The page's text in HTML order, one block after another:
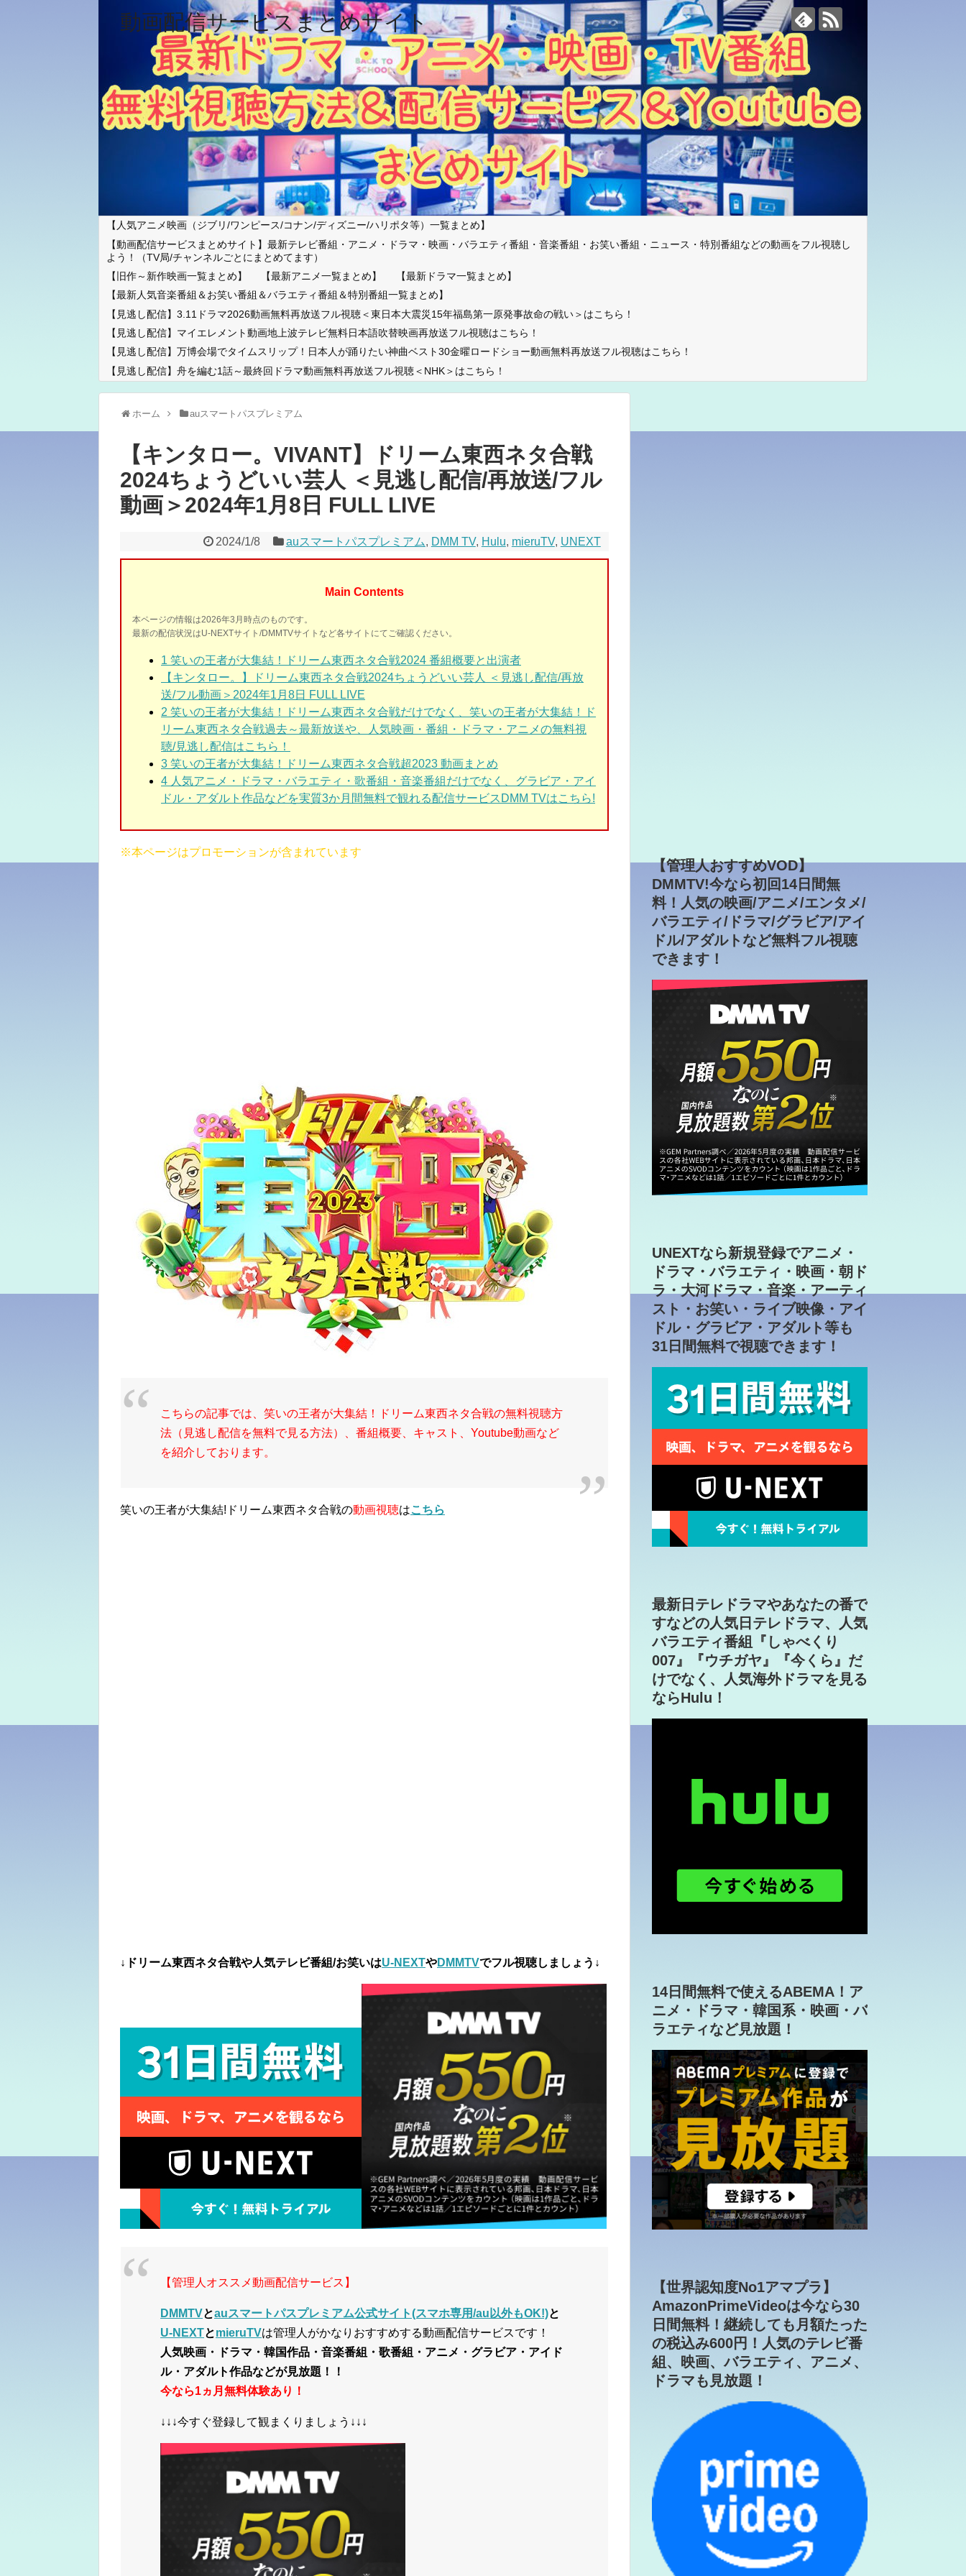
動画配信サービスまとめサイト
【人気アニメ映画（ジブリ/ワンピース/コナン/ディズニー/ハリポタ等）一覧まとめ】
【動画配信サービスまとめサイト】最新テレビ番組・アニメ・ドラマ・映画・バラエティ番組・音楽番組・お笑い番組・ニュース・特別番組などの動画をフル視聴し
よう！（TV局/チャンネルごとにまとめてます）
【旧作～新作映画一覧まとめ】
【最新アニメ一覧まとめ】
【最新ドラマ一覧まとめ】
【最新人気音楽番組＆お笑い番組＆バラエティ番組＆特別番組一覧まとめ】
【見逃し配信】3.11ドラマ2026動画無料再放送フル視聴＜東日本大震災15年福島第一原発事故命の戦い＞はこちら！
【見逃し配信】マイエレメント動画地上波テレビ無料日本語吹替映画再放送フル視聴はこちら！
【見逃し配信】万博会場でタイムスリップ！日本人が踊りたい神曲ベスト30金曜ロードショー動画無料再放送フル視聴はこちら！
【見逃し配信】舟を編む1話～最終回ドラマ動画無料再放送フル視聴＜NHK＞はこちら！
ホーム auスマートパスプレミアム
【キンタロー。VIVANT】ドリーム東西ネタ合戦
2024ちょうどいい芸人 ＜見逃し配信/再放送/フル
動画＞2024年1月8日 FULL LIVE
2024/1/8 auスマートパスプレミアム, DMM TV, Hulu, mieruTV, UNEXT
Main Contents
本ページの情報は2026年3月時点のものです。
最新の配信状況はU-NEXTサイト/DMMTVサイトなど各サイトにてご確認ください。
1 笑いの王者が大集結！ドリーム東西ネタ合戦2024 番組概要と出演者
【キンタロー。】ドリーム東西ネタ合戦2024ちょうどいい芸人 ＜見逃し配信/再放
送/フル動画＞2024年1月8日 FULL LIVE
2 笑いの王者が大集結！ドリーム東西ネタ合戦だけでなく、笑いの王者が大集結！ド
リーム東西ネタ合戦過去～最新放送や、人気映画・番組・ドラマ・アニメの無料視
聴/見逃し配信はこちら！
3 笑いの王者が大集結！ドリーム東西ネタ合戦超2023 動画まとめ
4 人気アニメ・ドラマ・バラエティ・歌番組・音楽番組だけでなく、グラビア・アイ
ドル・アダルト作品などを実質3か月間無料で観れる配信サービスDMM TVはこちら!
※本ページはプロモーションが含まれています
こちらの記事では、笑いの王者が大集結！ドリーム東西ネタ合戦の無料視聴方
法（見逃し配信を無料で見る方法）、番組概要、キャスト、Youtube動画など
を紹介しております。
笑いの王者が大集結!ドリーム東西ネタ合戦の動画視聴はこちら
↓ドリーム東西ネタ合戦や人気テレビ番組/お笑いはU-NEXTやDMMTVでフル視聴しましょう↓
【管理人オススメ動画配信サービス】
DMMTVとauスマートパスプレミアム公式サイト(スマホ専用/au以外もOK!)と
U-NEXTとmieruTVは管理人がかなりおすすめする動画配信サービスです！
人気映画・ドラマ・韓国作品・音楽番組・歌番組・アニメ・グラビア・アイド
ル・アダルト作品などが見放題！！
今なら1ヵ月無料体験あり！
↓↓↓今すぐ登録して観まくりましょう↓↓↓
【管理人おすすめVOD】
DMMTV!今なら初回14日間無
料！人気の映画/アニメ/エンタメ/
バラエティ/ドラマ/グラビア/アイ
ドル/アダルトなど無料フル視聴
できます！
UNEXTなら新規登録でアニメ・
ドラマ・バラエティ・映画・朝ド
ラ・大河ドラマ・音楽・アーティ
スト・お笑い・ライブ映像・アイ
ドル・グラビア・アダルト等も
31日間無料で視聴できます！
最新日テレドラマやあなたの番で
すなどの人気日テレドラマ、人気
バラエティ番組『しゃべくり
007』『ウチガヤ』『今くら』だ
けでなく、人気海外ドラマを見る
ならHulu！
14日間無料で使えるABEMA！ア
ニメ・ドラマ・韓国系・映画・バ
ラエティなど見放題！
【世界認知度No1アマプラ】
AmazonPrimeVideoは今なら30
日間無料！継続しても月額たった
の税込み600円！人気のテレビ番
組、映画、バラエティ、アニメ、
ドラマも見放題！